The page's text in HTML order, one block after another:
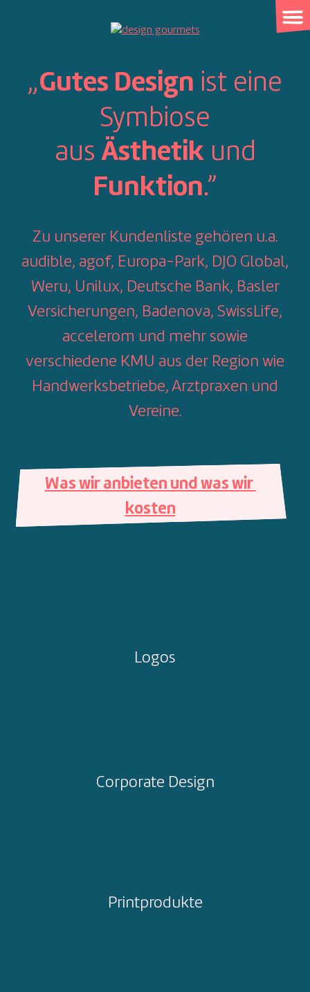
„Gutes Design ist eine
Symbiose
ausÄsthetikund
Funktion.”
Zu unserer Kundenliste gehören u.a.
audible, agof, Europa-Park, DJO Global,
Weru, Unilux, Deutsche Bank, Basler
Versicherungen, Badenova, SwissLife,
accelerom und mehr sowie
verschiedene KMU aus der Region wie
Handwerksbetriebe, Arztpraxen und
Vereine.
Was wir anbieten und was wir
kosten
Logos
Corporate Design
Printprodukte